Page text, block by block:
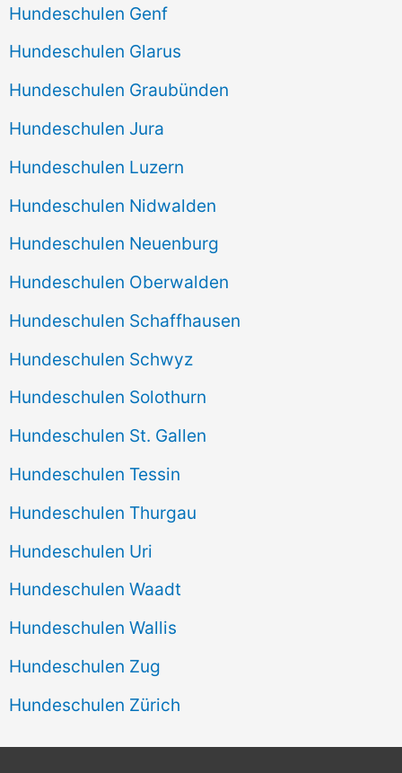
Hundeschulen Genf
Hundeschulen Glarus
Hundeschulen Graubünden
Hundeschulen Jura
Hundeschulen Luzern
Hundeschulen Nidwalden
Hundeschulen Neuenburg
Hundeschulen Oberwalden
Hundeschulen Schaffhausen
Hundeschulen Schwyz
Hundeschulen Solothurn
Hundeschulen St. Gallen
Hundeschulen Tessin
Hundeschulen Thurgau
Hundeschulen Uri
Hundeschulen Waadt
Hundeschulen Wallis
Hundeschulen Zug
Hundeschulen Zürich